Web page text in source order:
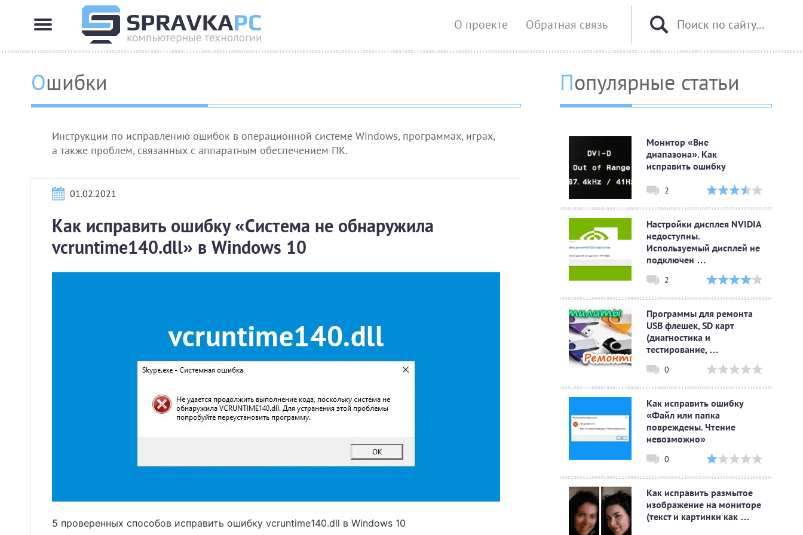
О проекте Обратная связь
Ошибки
Инструкции по исправлению ошибок в операционной системе Windows, программах, играх,
а также проблем, связанных с аппаратным обеспечением ПК.
01.02.2021
Как исправить ошибку «Система не обнаружила
vcruntime140.dll» в Windows 10
5 проверенных способов исправить ошибку vcruntime140.dll в Windows 10
Популярные статьи
Монитор «Вне
диапазона». Как
исправить ошибку
2
Настройки дисплея NVIDIA
недоступны.
Используемый дисплей не
подключен …
2
Программы для ремонта
USB флешек, SD карт
(диагностика и
тестирование, …
0
Как исправить ошибку
«Файл или папка
повреждены. Чтение
невозможно»
0
Как исправить размытое
изображение на мониторе
(текст и картинки как …